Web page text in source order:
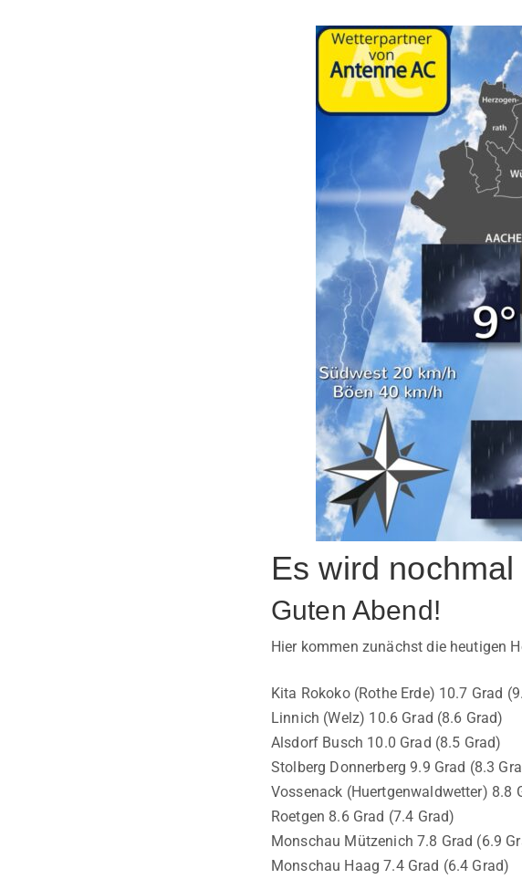
Es wird
Guten Abend!
Hier kommen zunächst die heutigen
Kita Rokoko (Rothe Erde) 10.7 Grad
Linnich (Welz) 10.6 Grad (8.6 Grad)
Alsdorf Busch 10.0 Grad (8.5 Grad)
Stolberg Donnerberg 9.9 Grad (8.3
Vossenack (Huertgenwaldwetter) 8.8
Roetgen 8.6 Grad (7.4 Grad)
Monschau Mützenich 7.8 Grad (6.9
Monschau Haag 7.4 Grad (6.4 Grad)